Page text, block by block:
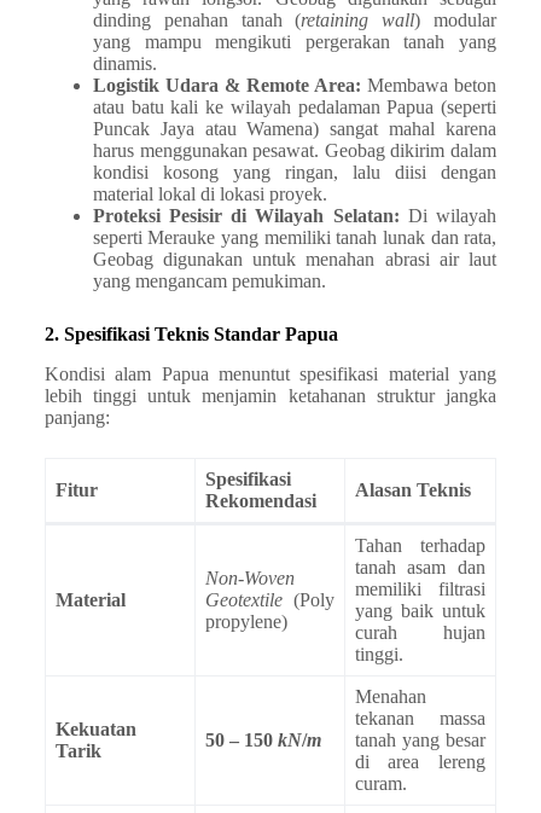
dinding penahan tanah (retaining wall) modular
yang mampu mengikuti pergerakan tanah yang
dinamis.
Logistik Udara & Remote Area: Membawa beton
atau batu kali ke wilayah pedalaman Papua (seperti
Puncak Jaya atau Wamena) sangat mahal karena
harus menggunakan pesawat. Geobag dikirim dalam
kondisi kosong yang ringan, lalu diisi dengan
material lokal di lokasi proyek.
Proteksi Pesisir di Wilayah Selatan: Di wilayah
seperti Merauke yang memiliki tanah lunak dan rata,
Geobag digunakan untuk menahan abrasi air laut
yang mengancam pemukiman.
2. Spesifikasi Teknis Standar Papua
Kondisi alam Papua menuntut spesifikasi material yang
lebih tinggi untuk menjamin ketahanan struktur jangka
panjang:
Fitur
Spesifikasi
Rekomendasi
Alasan Teknis
Material
Non-Woven
Geotextile(Poly
propylene)
Tahan terhadap
tanah asam dan
memiliki filtrasi
yang baik untuk
curah hujan
tinggi.
Kekuatan
Tarik
50 – 150 kN/m
Menahan
tekanan massa
tanah yang besar
di area lereng
curam.